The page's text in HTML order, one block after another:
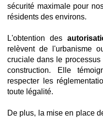
sécurité maximale pour
résidents des environs.
L'obtention des
relèvent de l'urbanisme
cruciale dans le
construction. Elle
respecter les
toute légalité.
De plus, la mise en place